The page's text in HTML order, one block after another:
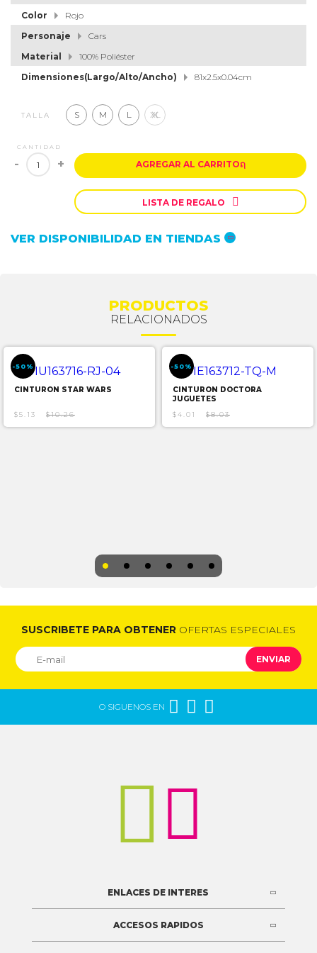
Color
Rojo
Personaje
Cars
Material
100% Poliéster
Dimensiones(Largo/Alto/Ancho)
81x2.5x0.04cm
TALLA S M L XL
CANTIDAD
- + AGREGAR AL CARRITOຐ
LISTA DE REGALO 
VER DISPONIBILIDAD EN TIENDAS
PRODUCTOS
RELACIONADOS
-50%
CINTURON STAR WARS
$5.13 $10.26
-50%
CINTURON DOCTORA
JUGUETES
$4.01
$8.03
SUSCRIBETE PARA OBTENER OFERTAS ESPECIALES
ENVIAR
O SIGUENOS EN   

ENLACES DE INTERES
ACCESOS RAPIDOS